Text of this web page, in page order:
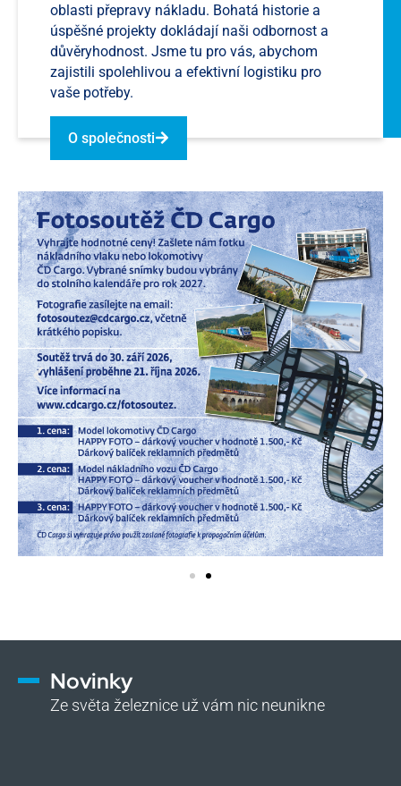
oblasti přepravy nákladu. Bohatá historie a
úspěšné projekty dokládají naši odbornost a
důvěryhodnost. Jsme tu pro vás, abychom
zajistili spolehlivou a efektivní logistiku pro
vaše potřeby.
O společnosti
Novinky
Ze světa železnice už vám nic neunikne